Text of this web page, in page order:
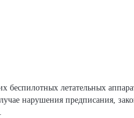
нарушения предписания,